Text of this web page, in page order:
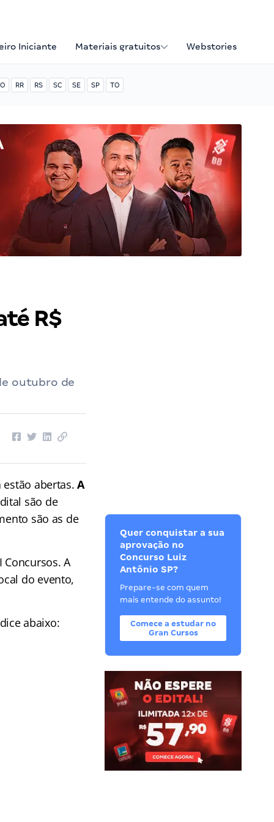
Iniciante Materiais gratuitos Webstories
RR RS SC SE SP TO
R$
outubro de
estão abertas.A
são de
são as de
A
do evento,
abaixo:
Quer conquistar a sua
aprovação no
Concurso Luiz
Antônio SP?
Prepare-se com quem
mais entende do assunto!
Comece a estudar no
Gran Cursos